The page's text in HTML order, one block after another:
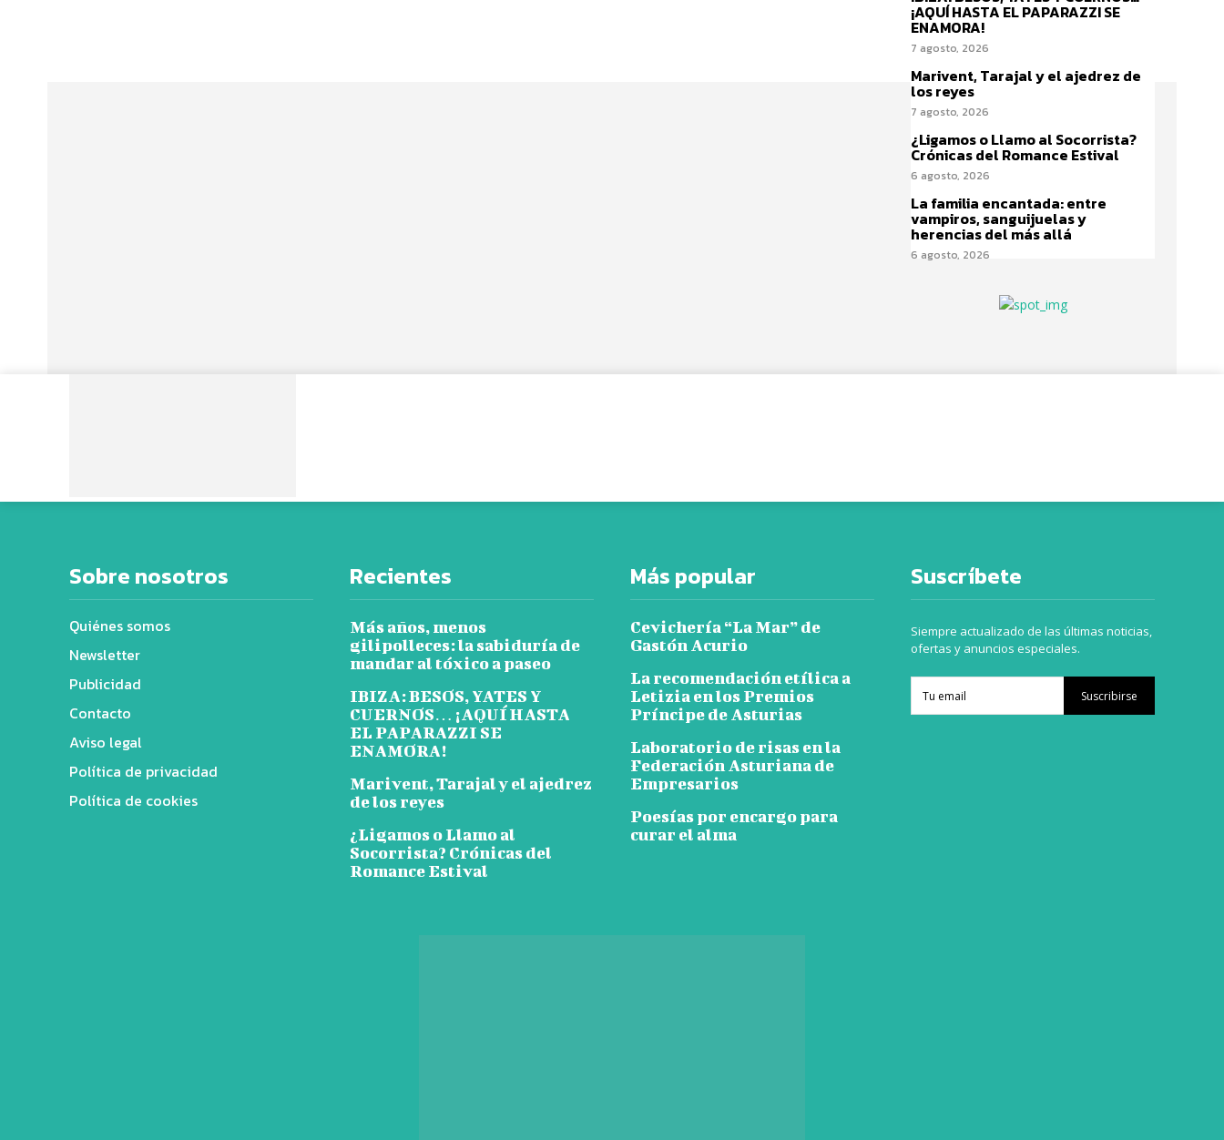
¡AQUÍ HASTA EL PAPARAZZI SE
ENAMORA!
7 agosto, 2026
Marivent, Tarajal y el ajedrez de
los reyes
7 agosto, 2026
¿Ligamos o Llamo al Socorrista?
Crónicas del Romance Estival
6 agosto, 2026
La familia encantada: entre
vampiros, sanguijuelas y
herencias del más allá
6 agosto, 2026
Sobre nosotros
Quiénes somos
Newsletter
Publicidad
Contacto
Aviso legal
Política de privacidad
Política de cookies
Recientes
Más años, menos
gilipolleces: la sabiduría de
mandar al tóxico a paseo
IBIZA: BESOS, YATES Y
CUERNOS… ¡AQUÍ HASTA
EL PAPARAZZI SE
ENAMORA!
Marivent, Tarajal y el ajedrez
de los reyes
¿Ligamos o Llamo al
Socorrista? Crónicas del
Romance Estival
Más popular
Cevichería “La Mar” de
Gastón Acurio
La recomendación etílica a
Letizia en los Premios
Príncipe de Asturias
Laboratorio de risas en la
Federación Asturiana de
Empresarios
Poesías por encargo para
curar el alma
Suscríbete
Siempre actualizado de las últimas noticias,
ofertas y anuncios especiales.
Suscribirse